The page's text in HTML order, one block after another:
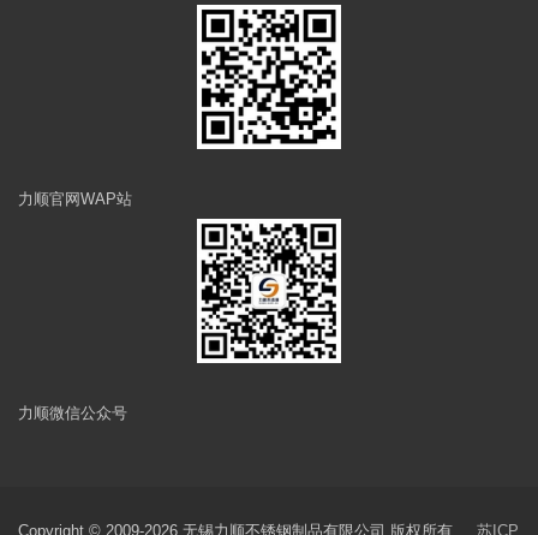
力顺官网WAP站
力顺微信公众号
Copyright © 2009-2026 无锡力顺不锈钢制品有限公司 版权所有 苏ICP